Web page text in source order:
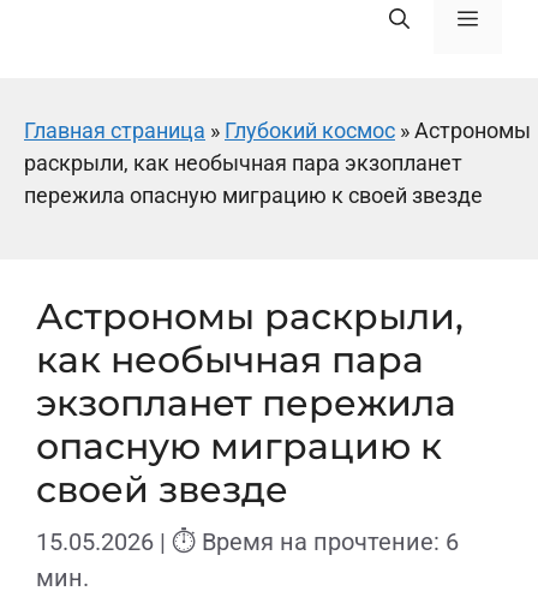
Меню
Главная страница » Глубокий космос »Астрономы
раскрыли, как необычная пара экзопланет
пережила опасную миграцию к своей звезде
Астрономы раскрыли,
как необычная пара
экзопланет пережила
опасную миграцию к
своей звезде
15.05.2026 | ⏱ Время на прочтение: 6
мин.